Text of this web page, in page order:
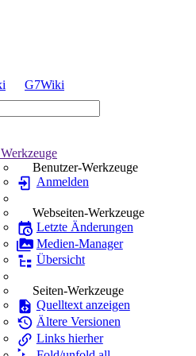
G7Wiki
Werkzeuge
Benutzer-Werkzeuge
Anmelden
Webseiten-Werkzeuge
Letzte Änderungen
Medien-Manager
Übersicht
Seiten-Werkzeuge
Quelltext anzeigen
Ältere Versionen
Links hierher